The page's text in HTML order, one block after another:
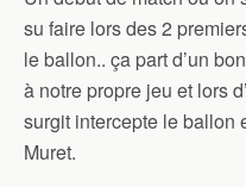
su faire lors des 2
le ballon.. ça part d’un
à notre propre jeu et lors
surgit intercepte le ballon
Muret.